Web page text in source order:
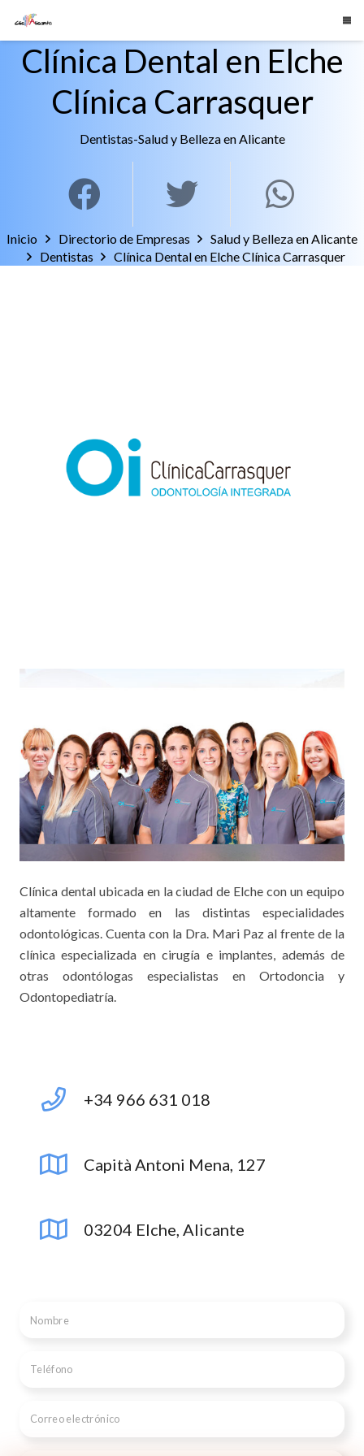
Clínica Dental en Elche
Clínica Carrasquer
Dentistas-Salud y Belleza en Alicante
Inicio Directorio de Empresas
Salud y Belleza en Alicante
Dentistas
Clínica Dental en Elche Clínica Carrasquer
Clínica dental ubicada en la ciudad de Elche con un equipo
altamente formado en las distintas especialidades
odontológicas. Cuenta con la Dra. Mari Paz al frente de la
clínica especializada en cirugía e implantes, además de
otras odontólogas especialistas en Ortodoncia y
Odontopediatría.
+34 966 631 018
Capità Antoni Mena, 127
03204 Elche, Alicante